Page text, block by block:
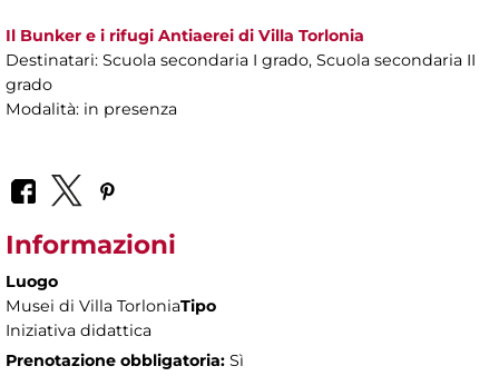
Il Bunker e i rifugi Antiaerei di Villa Torlonia
Destinatari: Scuola secondaria I grado, Scuola secondaria II
grado
Modalità: in presenza
Informazioni
Luogo
Musei di Villa TorloniaTipo
Iniziativa didattica
Prenotazione obbligatoria: Sì